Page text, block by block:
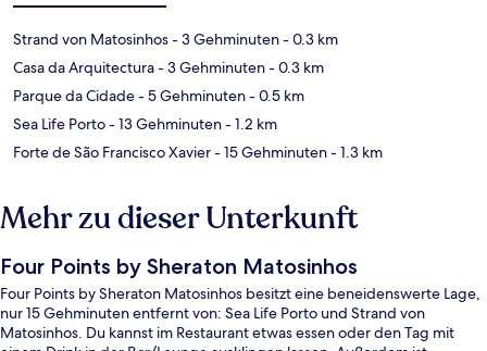
Strand von Matosinhos- 3 Gehminuten- 0.3 km
Casa da Arquitectura- 3 Gehminuten- 0.3 km
Parque da Cidade- 5 Gehminuten- 0.5 km
Sea Life Porto- 13 Gehminuten- 1.2 km
Forte de São Francisco Xavier- 15 Gehminuten- 1.3 km
Mehr zu dieser Unterkunft
Four Points by Sheraton Matosinhos
Four Points by Sheraton Matosinhos besitzt eine beneidenswerte Lage,
nur 15 Gehminuten entfernt von: Sea Life Porto und Strand von
Matosinhos. Du kannst im Restaurant etwas essen oder den Tag mit